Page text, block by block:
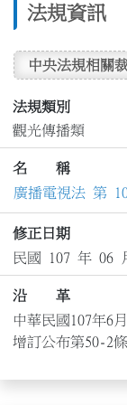
法規資訊
中央法規相關
法規類別
觀光傳播類
名 稱
廣播電視法 第
修正日期
民國 107 年 06
沿 革
中華民國107年6
增訂公布第50-2